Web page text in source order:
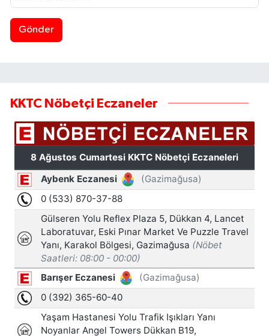
Gönder
KKTC Nöbetçi Eczaneler